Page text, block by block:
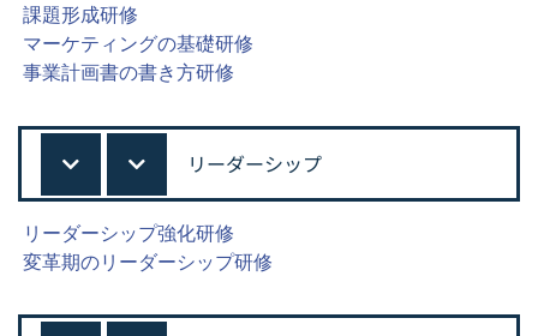
課題形成研修
マーケティングの基礎研修
事業計画書の書き方研修
リーダーシップ
リーダーシップ強化研修
変革期のリーダーシップ研修